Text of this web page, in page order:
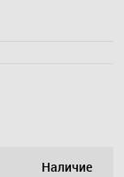
Наличие